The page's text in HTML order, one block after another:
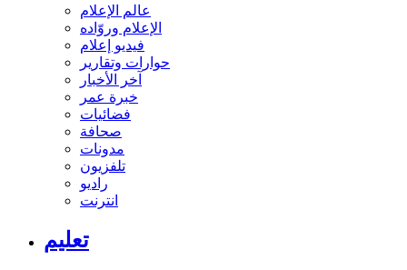
عالم الإعلام
الإعلام وروّاده
فيديو إعلام
حوارات وتقارير
آخر الأخبار
خبرة عمر
فضائيات
صحافة
مدونات
تلفزيون
راديو
انترنت
تعليم